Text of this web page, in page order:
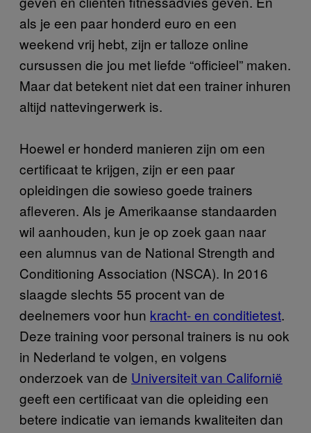
als je een paar honderd euro en een
weekend vrij hebt, zijn er talloze online
cursussen die jou met liefde “officieel” maken.
Maar dat betekent niet dat een trainer inhuren
altijd nattevingerwerk is.
Hoewel er honderd manieren zijn om een
certificaat te krijgen, zijn er een paar
opleidingen die sowieso goede trainers
afleveren. Als je Amerikaanse standaarden
wil aanhouden, kun je op zoek gaan naar
een alumnus van de National Strength and
Conditioning Association (NSCA). In 2016
slaagde slechts 55 procent van de
deelnemers voor hun kracht- en conditietest.
Deze training voor personal trainers is nu ook
in Nederland te volgen, en volgens
onderzoek van de Universiteit van Californië
geeft een certificaat van die opleiding een
betere indicatie van iemands kwaliteiten dan